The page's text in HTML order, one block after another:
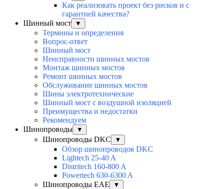
Как реализовать проект без рисков и с
гарантией качества?
Шинный мост
▼
Термины и определения
Вопрос-ответ
Шинный мост
Неисправности шинных мостов
Монтаж шинных мостов
Ремонт шинных мостов
Обслуживание шинных мостов
Шины электротехнические
Шинный мост с воздушной изоляцией
Преимущества и недостатки
Рекомендуем
Шинопроводы
▼
Шинопроводы DKC ▼
Обзор шинопроводов DKC
Lightech 25-40 A
Distritech 160-800 A
Powertech 630-6300 A
Шинопроводы EAE
▼